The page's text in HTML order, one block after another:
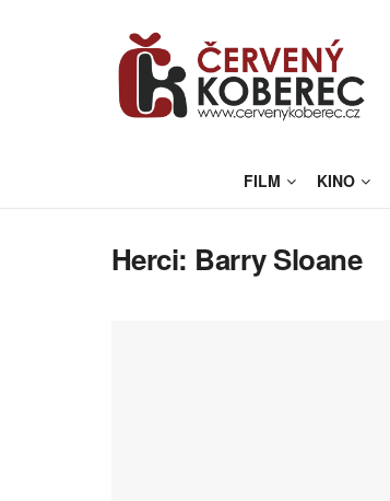
FILM KINO
Herci: Barry Sloane